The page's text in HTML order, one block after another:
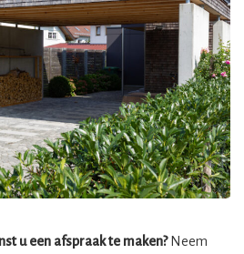
u een afspraak te maken?Neem